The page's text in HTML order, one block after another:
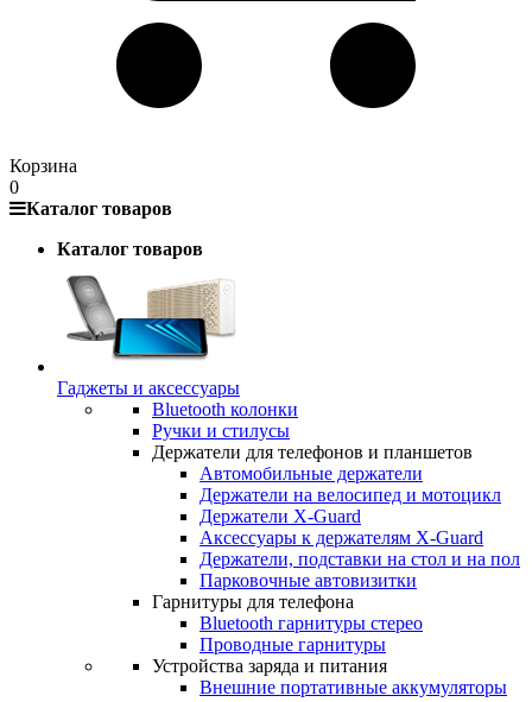
Корзина
0
Каталог товаров
Каталог товаров
Гаджеты и аксессуары
Bluetooth колонки
Ручки и стилусы
Держатели для телефонов и планшетов
Автомобильные держатели
Держатели на велосипед и мотоцикл
Держатели X-Guard
Аксессуары к держателям X-Guard
Держатели, подставки на стол и на пол
Парковочные автовизитки
Гарнитуры для телефона
Bluetooth гарнитуры стерео
Проводные гарнитуры
Устройства заряда и питания
Внешние портативные аккумуляторы